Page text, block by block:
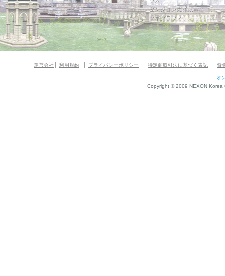
ダンジョンガイド
マギグラフィ
運営会社 利用規約 プライバシーポリシー 特定商取引法に基づく表記 資
オ
Copyright © 2009 NEXON Korea